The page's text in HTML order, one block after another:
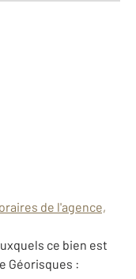
de l'agence,
ce bien est
Géorisques :